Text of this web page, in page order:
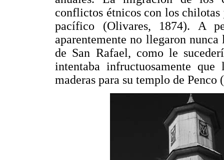
conflictos étnicos con los chilotas
pacífico (Olivares, 1874). A
aparentemente no llegaron
de San Rafael, como le
intentaba infructuosamente
maderas para su templo de